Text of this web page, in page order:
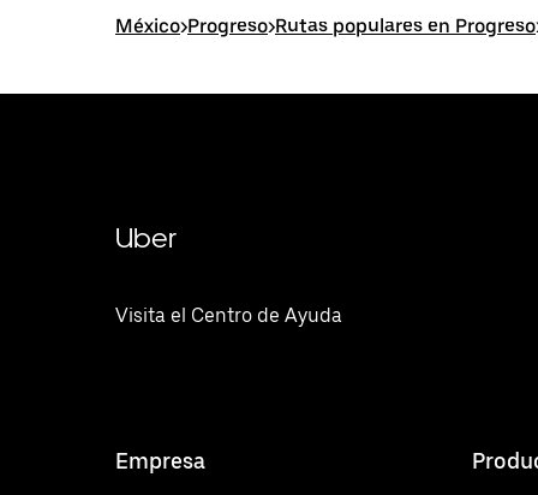
México>Progreso>Rutas populares en Progreso
Uber
Visita el Centro de Ayuda
Empresa